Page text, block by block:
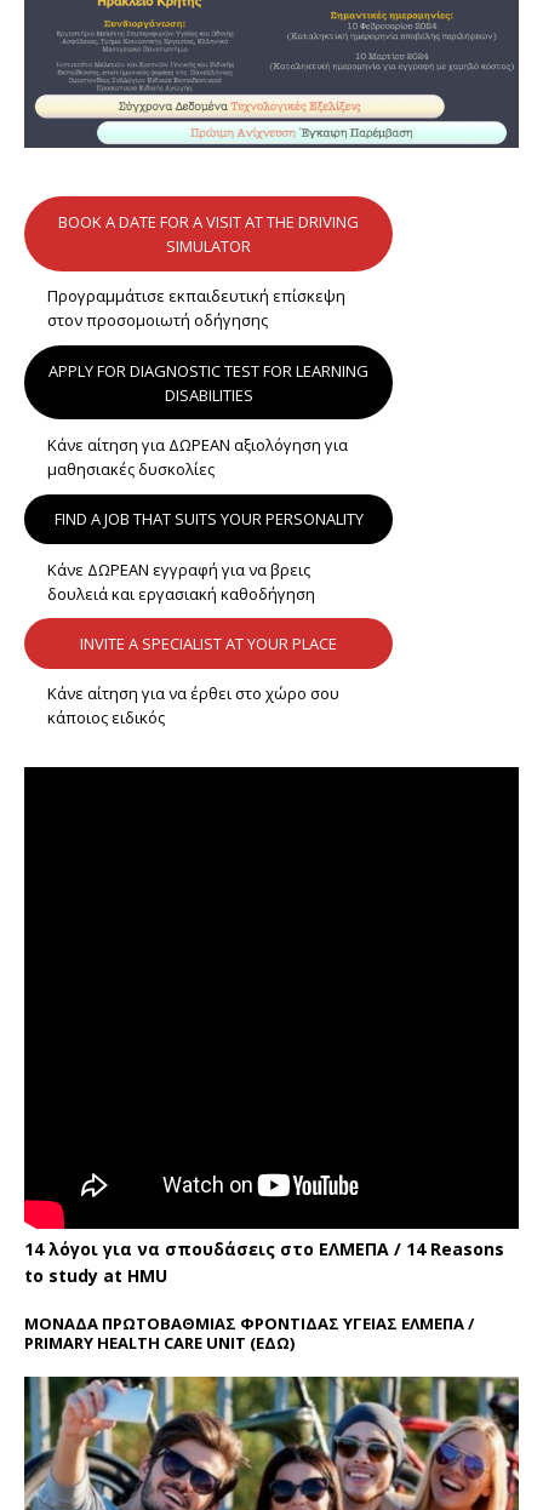
BOOK A DATE FOR A VISIT AT THE DRIVING
SIMULATOR
Προγραμμάτισε εκπαιδευτική επίσκεψη
στον προσομοιωτή οδήγησης
APPLY FOR DIAGNOSTIC TEST FOR LEARNING
DISABILITIES
Κάνε αίτηση για ΔΩΡΕΑΝ αξιολόγηση για
μαθησιακές δυσκολίες
FIND A JOB THAT SUITS YOUR PERSONALITY
Κάνε ΔΩΡΕΑΝ εγγραφή για να βρεις
δουλειά και εργασιακή καθοδήγηση
INVITE A SPECIALIST AT YOUR PLACE
Κάνε αίτηση για να έρθει στο χώρο σου
κάποιος ειδικός
14 λόγοι για να σπουδάσεις στο ΕΛΜΕΠΑ / 14 Reasons
to study at HMU
ΜΟΝΑΔΑ ΠΡΩΤΟΒΑΘΜΙΑΣ ΦΡΟΝΤΙΔΑΣ ΥΓΕΙΑΣ ΕΛΜΕΠΑ /
PRIMARY HEALTH CARE UNIT (ΕΔΩ)